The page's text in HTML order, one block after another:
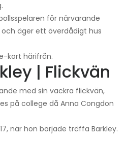
för närvarande
och äger ett överdådigt hus
kort härifrån.
| Flickvän
med sin vackra flickvän,
på college då Anna Congdon
när hon började träffa Barkley.